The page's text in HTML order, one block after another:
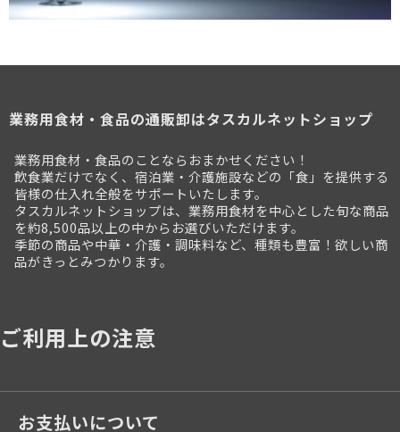
業務用食材・食品の通販卸はタスカルネットショップ
業務用食材・食品のことならおまかせください！
飲食業だけでなく、宿泊業・介護施設などの「食」を提供する
皆様の仕入れ全般をサポートいたします。
タスカルネットショップは、業務用食材を中心とした旬な商品
を約8,500品以上の中からお選びいただけます。
季節の商品や中華・介護・調味料など、種類も豊富！欲しい商
品がきっとみつかります。
ご利用上の注意
お支払いについて